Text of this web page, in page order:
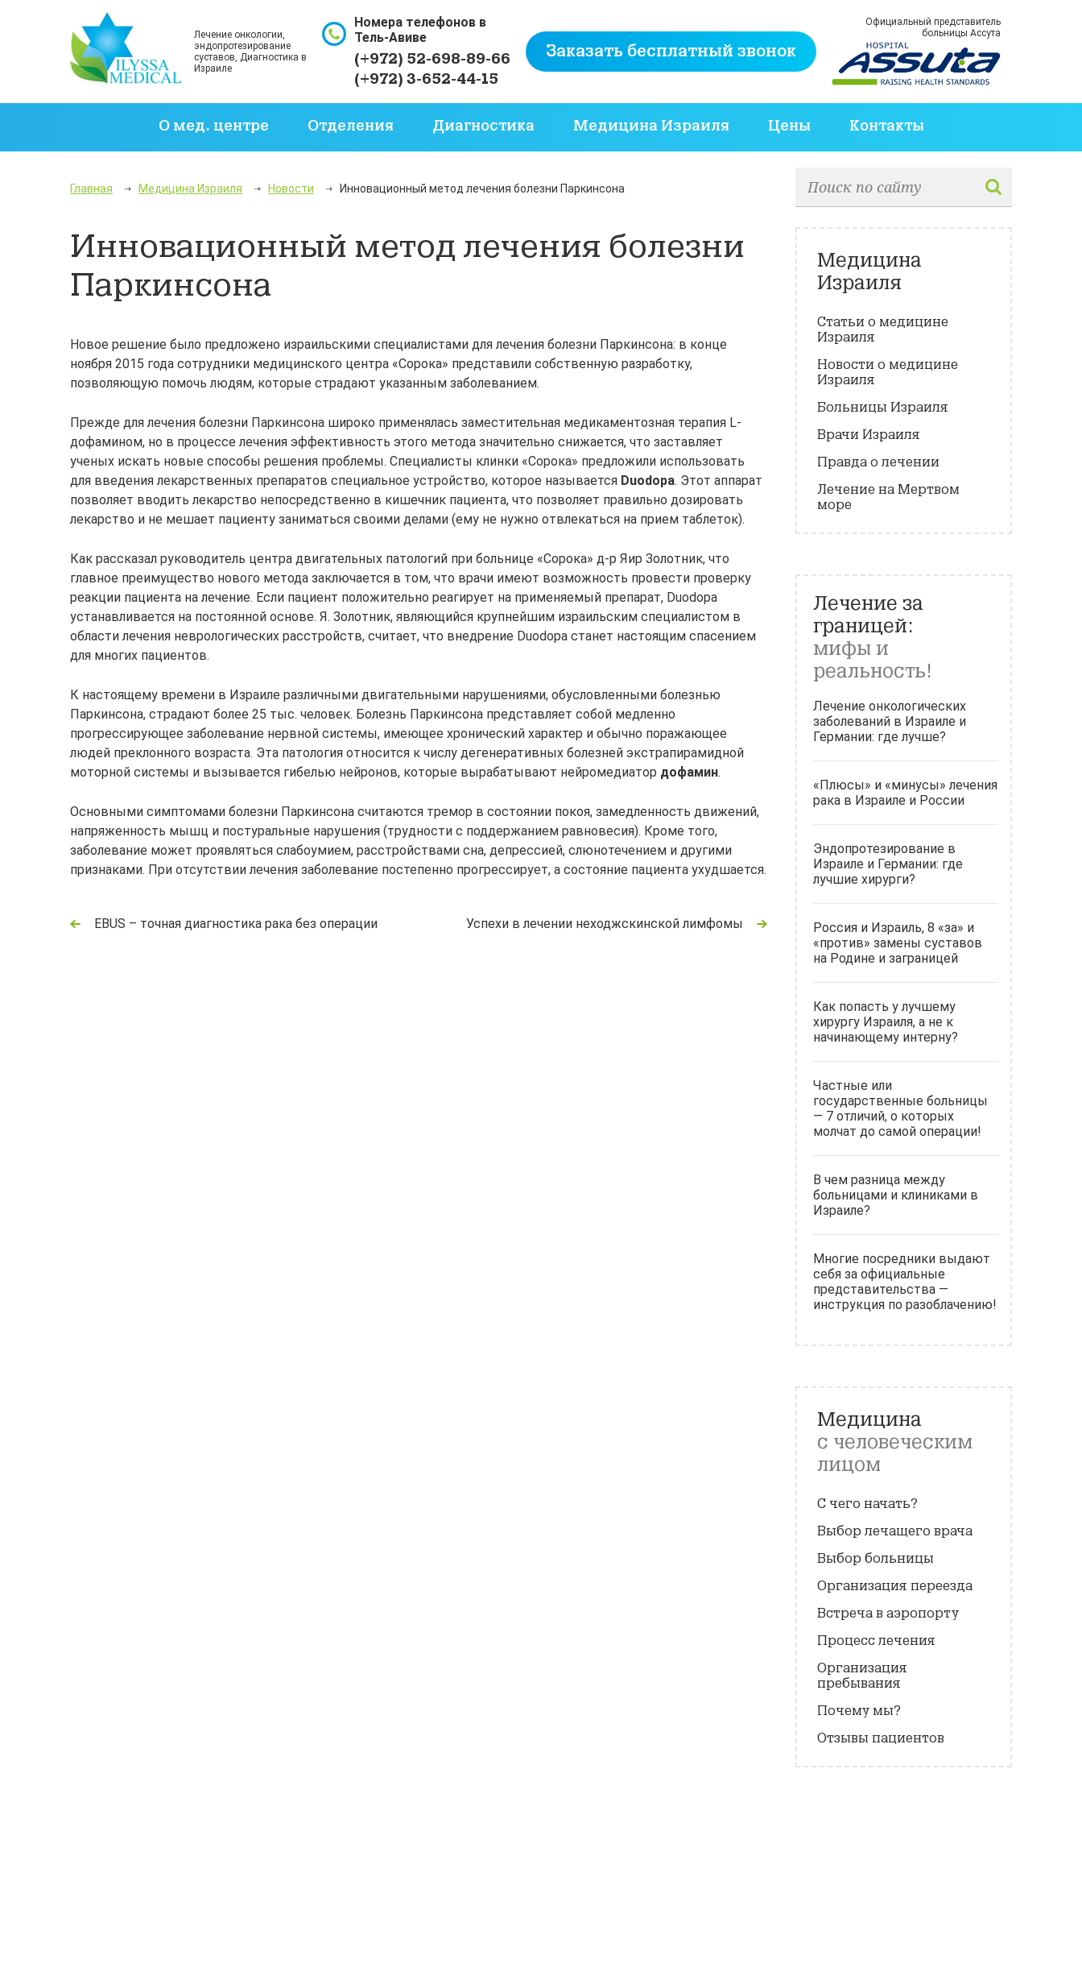
Лечение онкологии,
эндопротезирование
суставов, Диагностика в
Израиле
Номера телефонов в
Тель-Авиве
(+972) 52-698-89-66
(+972) 3-652-44-15
Заказать бесплатный звонок
Официальный представитель
больницы Ассута
О мед. центре Отделения Диагностика Медицина Израиля Цены Контакты
Главная Медицина Израиля Новости Инновационный метод лечения болезни Паркинсона
Инновационный метод лечения болезни
Паркинсона
Новое решение было предложено израильскими специалистами для лечения болезни Паркинсона: в конце
ноября 2015 года сотрудники медицинского центра «Сорока» представили собственную разработку,
позволяющую помочь людям, которые страдают указанным заболеванием.
Прежде для лечения болезни Паркинсона широко применялась заместительная медикаментозная терапия L-
дофамином, но в процессе лечения эффективность этого метода значительно снижается, что заставляет
ученых искать новые способы решения проблемы. Специалисты клинки «Сорока» предложили использовать
для введения лекарственных препаратов специальное устройство, которое называется Duodopa. Этот аппарат
позволяет вводить лекарство непосредственно в кишечник пациента, что позволяет правильно дозировать
лекарство и не мешает пациенту заниматься своими делами (ему не нужно отвлекаться на прием таблеток).
Как рассказал руководитель центра двигательных патологий при больнице «Сорока» д-р Яир Золотник, что
главное преимущество нового метода заключается в том, что врачи имеют возможность провести проверку
реакции пациента на лечение. Если пациент положительно реагирует на применяемый препарат, Duodopa
устанавливается на постоянной основе. Я. Золотник, являющийся крупнейшим израильским специалистом в
области лечения неврологических расстройств, считает, что внедрение Duodopa станет настоящим спасением
для многих пациентов.
К настоящему времени в Израиле различными двигательными нарушениями, обусловленными болезнью
Паркинсона, страдают более 25 тыс. человек. Болезнь Паркинсона представляет собой медленно
прогрессирующее заболевание нервной системы, имеющее хронический характер и обычно поражающее
людей преклонного возраста. Эта патология относится к числу дегенеративных болезней экстрапирамидной
моторной системы и вызывается гибелью нейронов, которые вырабатывают нейромедиатор дофамин.
Основными симптомами болезни Паркинсона считаются тремор в состоянии покоя, замедленность движений,
напряженность мышц и постуральные нарушения (трудности с поддержанием равновесия). Кроме того,
заболевание может проявляться слабоумием, расстройствами сна, депрессией, слюнотечением и другими
признаками. При отсутствии лечения заболевание постепенно прогрессирует, а состояние пациента ухудшается.
EBUS – точная диагностика рака без операции Успехи в лечении неходжскинской лимфомы
Медицина
Израиля
Статьи о медицине
Израиля
Новости о медицине
Израиля
Больницы Израиля
Врачи Израиля
Правда о лечении
Лечение на Мертвом
море
Лечение за
границей:
мифы и
реальность!
Лечение онкологических
заболеваний в Израиле и
Германии: где лучше?
«Плюсы» и «минусы» лечения
рака в Израиле и России
Эндопротезирование в
Израиле и Германии: где
лучшие хирурги?
Россия и Израиль, 8 «за» и
«против» замены суставов
на Родине и заграницей
Как попасть у лучшему
хирургу Израиля, а не к
начинающему интерну?
Частные или
государственные больницы
— 7 отличий, о которых
молчат до самой операции!
В чем разница между
больницами и клиниками в
Израиле?
Многие посредники выдают
себя за официальные
представительства —
инструкция по разоблачению!
Медицина
с человеческим
лицом
С чего начать?
Выбор лечащего врача
Выбор больницы
Организация переезда
Встреча в аэропорту
Процесс лечения
Организация
пребывания
Почему мы?
Отзывы пациентов